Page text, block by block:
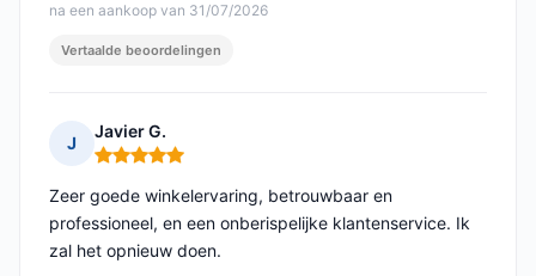
na een aankoop van 31/07/2026
Vertaalde beoordelingen
J
Javier G.
Opmerking: 5 van 5
Zeer goede winkelervaring, betrouwbaar en
professioneel, en een onberispelijke klantenservice. Ik
zal het opnieuw doen.